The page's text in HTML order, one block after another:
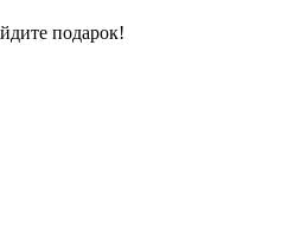
подарок!